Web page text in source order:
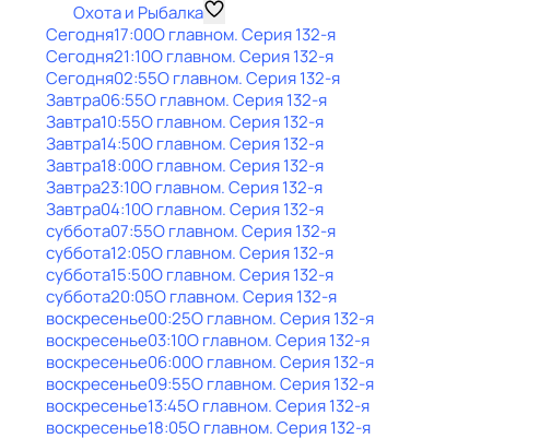
Охота и Рыбалка
Сегодня17:00О главном. Серия 132-я
Сегодня21:10О главном. Серия 132-я
Сегодня02:55О главном. Серия 132-я
Завтра06:55О главном. Серия 132-я
Завтра10:55О главном. Серия 132-я
Завтра14:50О главном. Серия 132-я
Завтра18:00О главном. Серия 132-я
Завтра23:10О главном. Серия 132-я
Завтра04:10О главном. Серия 132-я
суббота07:55О главном. Серия 132-я
суббота12:05О главном. Серия 132-я
суббота15:50О главном. Серия 132-я
суббота20:05О главном. Серия 132-я
воскресенье00:25О главном. Серия 132-я
воскресенье03:10О главном. Серия 132-я
воскресенье06:00О главном. Серия 132-я
воскресенье09:55О главном. Серия 132-я
воскресенье13:45О главном. Серия 132-я
воскресенье18:05О главном. Серия 132-я